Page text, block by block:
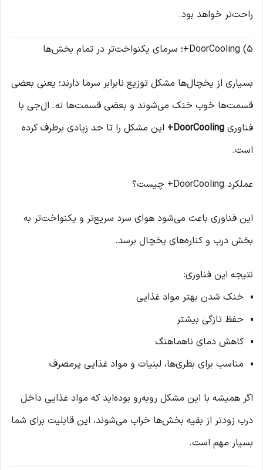
راحت‌تر خواهد بود.
5) DoorCooling+؛ سرمای یکنواخت‌تر در تمام بخش‌ها
بسیاری از یخچال‌ها مشکل توزیع نابرابر سرما دارند؛ یعنی بعضی
قسمت‌ها خوب خنک می‌شوند و بعضی قسمت‌ها نه. ال‌جی با
فناوری DoorCooling+
این مشکل را تا حد زیادی برطرف کرده
است.
عملکرد DoorCooling+ چیست؟
این فناوری باعث می‌شود هوای سرد سریع‌تر و یکنواخت‌تر به
بخش درب و کناره‌های یخچال برسد.
نتیجه این فناوری:
خنک شدن بهتر مواد غذایی
حفظ تازگی بیشتر
کاهش دمای ناهماهنگ
مناسب برای بطری‌ها، لبنیات و مواد غذایی پرمصرف
اگر همیشه با این مشکل روبه‌رو بوده‌اید که مواد غذایی داخل
درب زودتر از بقیه بخش‌ها خراب می‌شوند، این قابلیت برای شما
بسیار مهم است.